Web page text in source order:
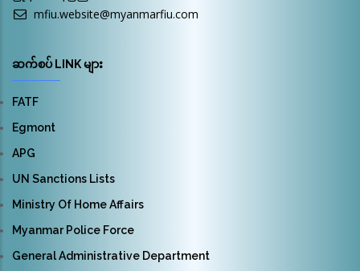
mfiu.website@myanmarfiu.com
ဆက်စပ် LINK များ
FATF
Egmont
APG
UN Sanctions Lists
Ministry Of Home Affairs
Myanmar Police Force
General Administrative Department